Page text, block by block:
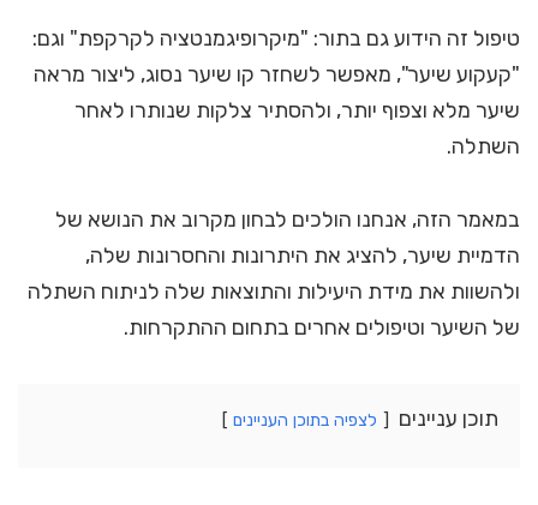
טיפול זה הידוע גם בתור: "מיקרופיגמנטציה לקרקפת" וגם:
"קעקוע שיער", מאפשר לשחזר קו שיער נסוג, ליצור מראה
שיער מלא וצפוף יותר, ולהסתיר צלקות שנותרו לאחר
השתלה.
במאמר הזה, אנחנו הולכים לבחון מקרוב את הנושא של
הדמיית שיער, להציג את היתרונות והחסרונות שלה,
ולהשוות את מידת היעילות והתוצאות שלה לניתוח השתלה
של השיער וטיפולים אחרים בתחום ההתקרחות.
תוכן עניינים לצפיה בתוכן העניינים